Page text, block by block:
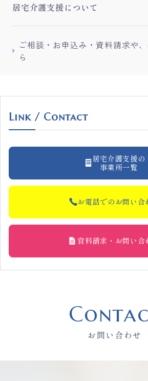
居宅介護支援について
ご相談・お申込み・資料請求や
ら
Link / Contact
居宅介護支援の
事業所一覧
お電話でのお問い合
資料請求・お問い合
お問い合わせ